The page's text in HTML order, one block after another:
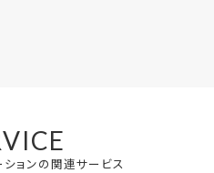
ションの関連サービス